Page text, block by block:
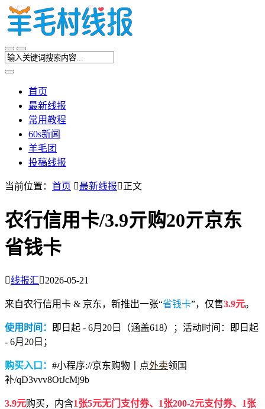
首页
最新线报
常用教程
60s新闻
羊毛团
投稿线报
当前位置： 首页 最新线报正文
农行信用卡/3.9亓购20亓京东
省钱卡
线报汇2026-05-21
来自农行信用卡 & 京东，新推出一张“省钱卡”，仅售3.9元。
使用时间：
即日起 - 6月20日（涵盖618）；活动时间：即日起
- 6月20日；
购买入口： #小程序://京东购物丨点外卖领国
补/qD3vvv8OtJcMj9b
3.9元购买，内含1张5元无门支付券、1张200-2元支付券、1张